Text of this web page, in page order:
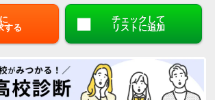
する
チェックして
リストに追加